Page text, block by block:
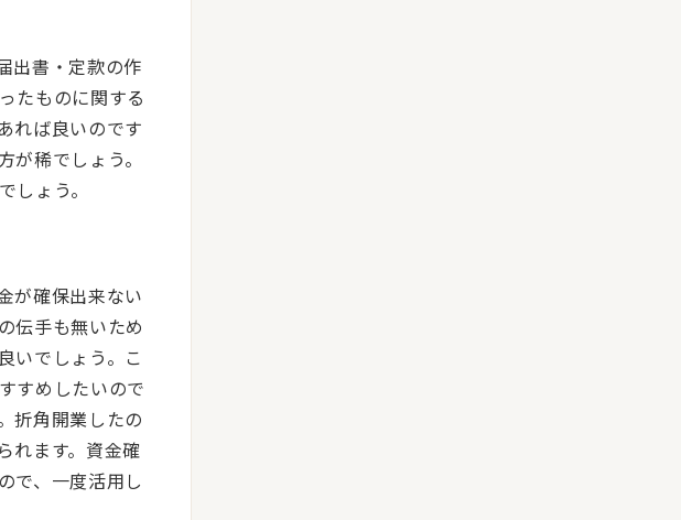
出書・定款の作
たものに関する
れば良いのです
稀でしょう。
ょう。
が確保出来ない
伝手も無いため
いでしょう。こ
すめしたいので
折角開業したの
れます。資金確
で、一度活用し